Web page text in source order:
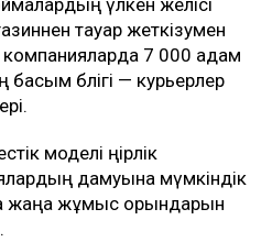
үлкен желісі
тауар жеткізумен
компанияларда 7 000 адам
бөлігі — курьерлер
моделі өңірлік
дамуына мүмкіндік
жаңа жұмыс орындарын